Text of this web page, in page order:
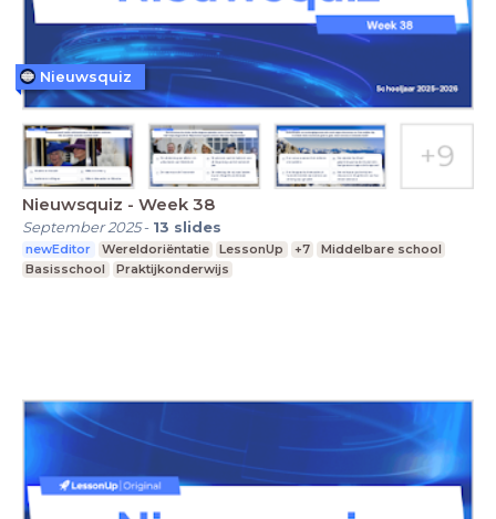
Nieuwsquiz - Week 38
September 2025- 13 slides
newEditor Wereldoriëntatie LessonUp +7
Middelbare school
Basisschool
Praktijkonderwijs
Nieuwsquiz